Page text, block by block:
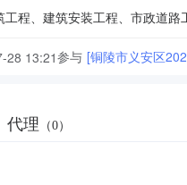
28 13:21参与 [铜陵市义安区
代理 （0）